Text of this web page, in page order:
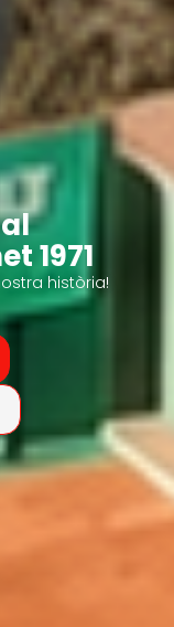
1971
història!